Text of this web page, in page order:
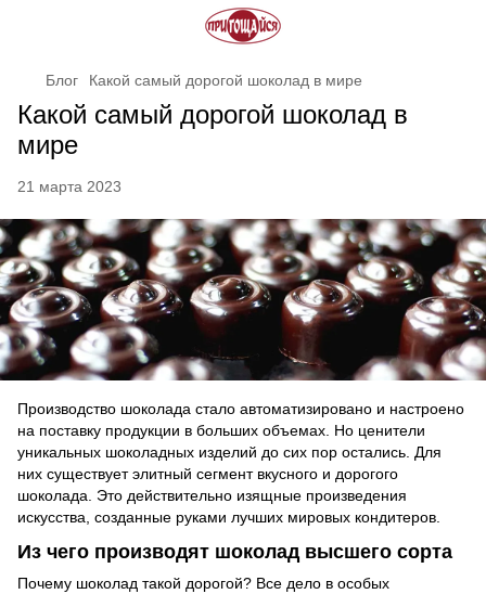
Блог Какой самый дорогой шоколад в мире
Какой самый дорогой шоколад в
мире
21 марта 2023
Производство шоколада стало автоматизировано и настроено
на поставку продукции в больших объемах. Но ценители
уникальных шоколадных изделий до сих пор остались. Для
них существует элитный сегмент вкусного и дорогого
шоколада. Это действительно изящные произведения
искусства, созданные руками лучших мировых кондитеров.
Из чего производят шоколад высшего сорта
Почему шоколад такой дорогой? Все дело в особых